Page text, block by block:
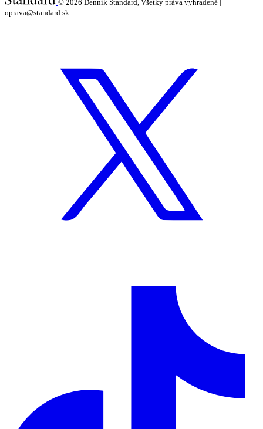
© 2026 Denník Štandard, Všetky práva vyhradené |
oprava@standard.sk